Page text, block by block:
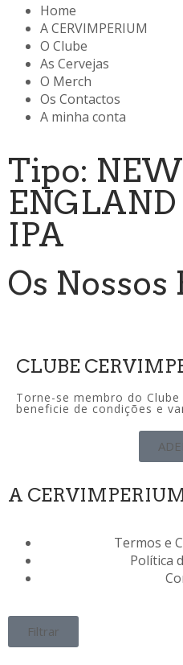
Home
A CERVIMPERIUM
O Clube
As Cervejas
O Merch
Os Contactos
A minha conta
Tipo: NEW
ENGLAND
IPA
Os
CLUBE
Torne-se membro do Clube
beneficie de condições e
A
Termos e
Política
Filtrar